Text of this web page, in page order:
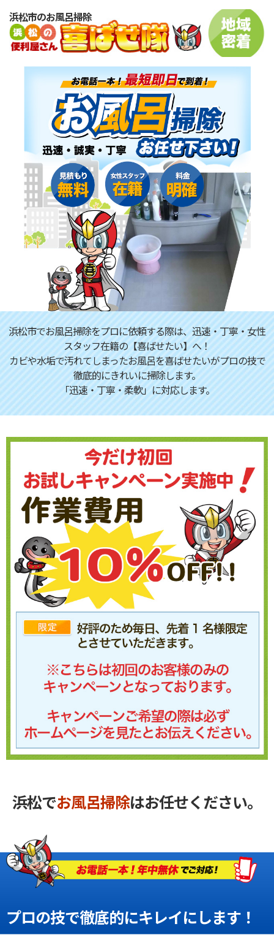
浜松市のお風呂掃除
浜松市でお風呂掃除をプロに依頼する際は、迅速・丁寧・女性
スタッフ在籍の【喜ばせたい】へ！
カビや水垢で汚れてしまったお風呂を喜ばせたいがプロの技で
徹底的にきれいに掃除します。
「迅速・丁寧・柔軟」に対応します。
浜松でお風呂掃除はお任せください。
プロの技で徹底的にキレイにします！